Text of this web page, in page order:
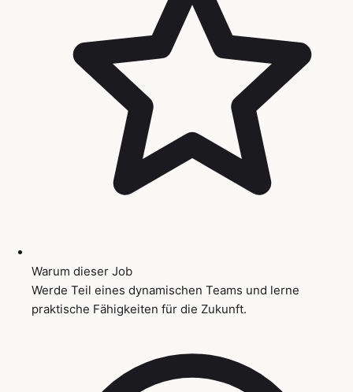
Warum dieser Job
Werde Teil eines dynamischen Teams und lerne
praktische Fähigkeiten für die Zukunft.